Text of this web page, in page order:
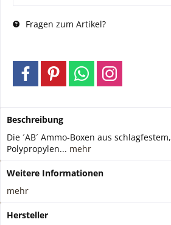
Fragen zum Artikel?
Beschreibung
Die ´AB´ Ammo-Boxen aus
Polypropylen... mehr
Weitere Informationen
mehr
Hersteller